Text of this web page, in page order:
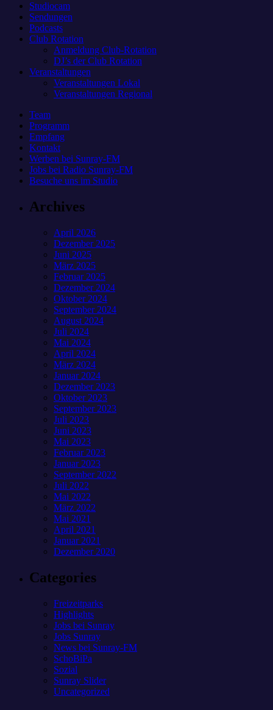
Studiocam
Sendungen
Podcasts
Club Rotation
Anmeldung Club-Rotation
DJ’s der Club Rotation
Veranstaltungen
Veranstaltungen Lokal
Veranstaltungen Regional
Team
Programm
Empfang
Kontakt
Werben bei Sunray-FM
Jobs bei Radio Sunray-FM
Besuche uns im Studio
Archives
April 2026
Dezember 2025
Juni 2025
März 2025
Februar 2025
Dezember 2024
Oktober 2024
September 2024
August 2024
Juli 2024
Mai 2024
April 2024
März 2024
Januar 2024
Dezember 2023
Oktober 2023
September 2023
Juli 2023
Juni 2023
Mai 2023
Februar 2023
Januar 2023
September 2022
Juli 2022
Mai 2022
März 2022
Mai 2021
April 2021
Januar 2021
Dezember 2020
Categories
Freizeitparks
Highlights
Jobs bei Sunray
Jobs Sunray
News bei Sunray-FM
SchoBiPa
Sozial
Sunray Slider
Uncategorized